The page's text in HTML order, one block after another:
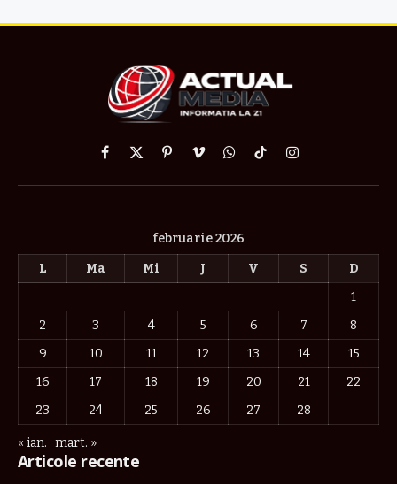
Facebook
X
PinterestVimeoWhatsApp
TikTokInstagram
februarie 2026
L
Ma Mi J V S
D
1
2
3 4 5 6 7
8
9
10 11 12 13 14
15
16
17 18 19 20 21
22
23
24 25 26 27 28
« ian. mart. »
Articole recente